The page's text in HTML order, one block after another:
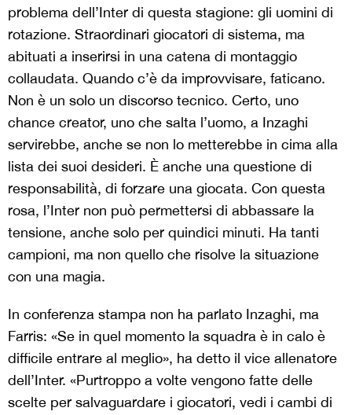
problema dell’Inter di questa stagione: gli uomini di
rotazione. Straordinari giocatori di sistema, ma
abituati a inserirsi in una catena di montaggio
collaudata. Quando c’è da improvvisare, faticano.
Non è un solo un discorso tecnico. Certo, uno
chance creator, uno che salta l’uomo, a Inzaghi
servirebbe, anche se non lo metterebbe in cima alla
lista dei suoi desideri. È anche una questione di
responsabilità, di forzare una giocata. Con questa
rosa, l’Inter non può permettersi di abbassare la
tensione, anche solo per quindici minuti. Ha tanti
campioni, ma non quello che risolve la situazione
con una magia.
In conferenza stampa non ha parlato Inzaghi, ma
Farris: «Se in quel momento la squadra è in calo è
difficile entrare al meglio», ha detto il vice allenatore
dell’Inter. «Purtroppo a volte vengono fatte delle
scelte per salvaguardare i giocatori, vedi i cambi di